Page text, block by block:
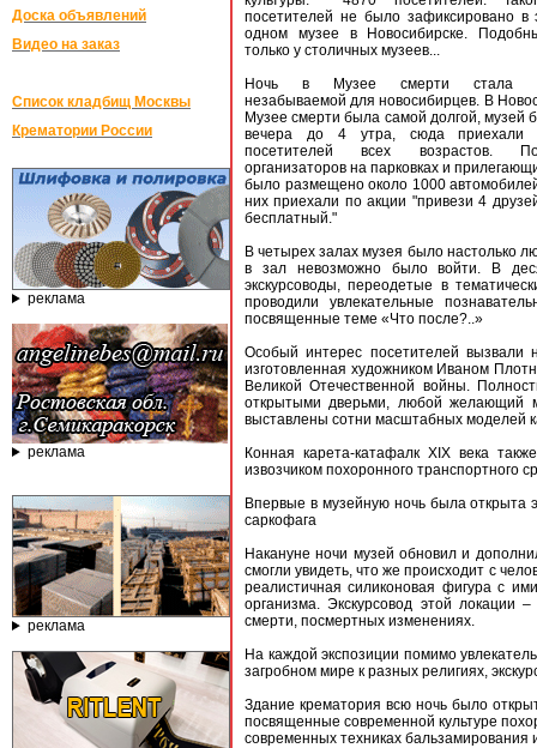
Доска объявлений
Видео на заказ
Список кладбищ Москвы
Крематории России
реклама
реклама
реклама
посетителей не было зафиксировано
одном музее в Новосибирске.
только у столичных музеев...
Ночь в Музее смерти стала
незабываемой для новосибирцев. В
Музее смерти была самой долгой, музей
вечера до 4 утра, сюда
посетителей всех возрастов.
организаторов на парковках и
было размещено около 1000
них приехали по акции "привези 4
бесплатный."
В четырех залах музея было настолько
в зал невозможно было войти. В
экскурсоводы, переодетые в
проводили увлекательные
посвященные теме «Что после?..»
Особый интерес посетителей вызвали
изготовленная художником Иваном
Великой Отечественной войны.
открытыми дверьми, любой желающий
выставлены сотни масштабных моделей
Конная карета-катафалк ХIХ века
извозчиком похоронного транспортного
Впервые в музейную ночь была открыта
саркофага
Накануне ночи музей обновил и
смогли увидеть, что же происходит с
реалистичная силиконовая фигура с
организма. Экскурсовод этой локации
смерти, посмертных изменениях.
На каждой экспозиции помимо
загробном мире к разных религиях,
Здание крематория всю ночь было
посвященные современной культуре
современных техниках бальзамирования